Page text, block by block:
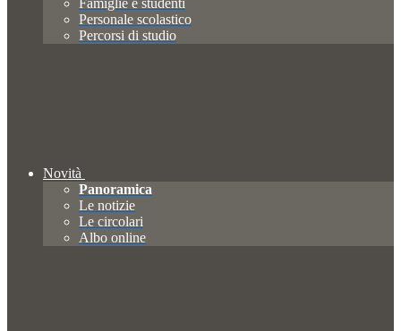
Famiglie e studenti
Personale scolastico
Percorsi di studio
Novità
Panoramica
Le notizie
Le circolari
Albo online